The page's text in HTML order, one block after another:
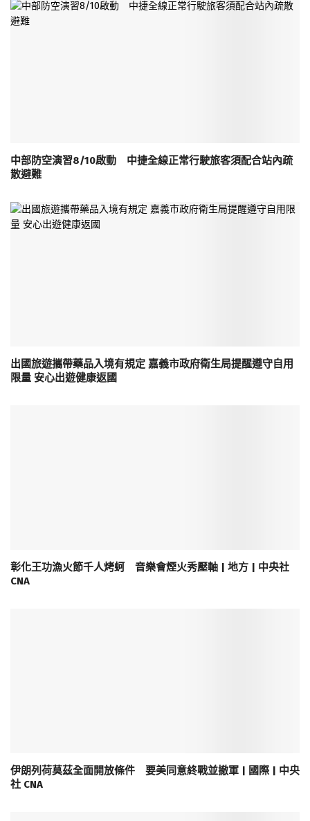
中部防空演習8/10啟動 中捷全線正常行駛旅客須配合站內疏
散避難
出國旅遊攜帶藥品入境有規定 嘉義市政府衛生局提醒遵守自用
限量 安心出遊健康返國
彰化王功漁火節千人烤蚵 音樂會煙火秀壓軸 | 地方 | 中央社
CNA
伊朗列荷莫茲全面開放條件 要美同意終戰並撤軍 | 國際 | 中央
社 CNA